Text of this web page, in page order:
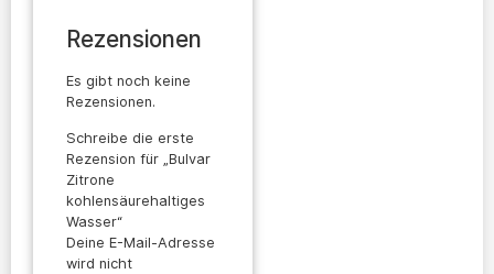
Rezensionen
Es gibt noch keine
Rezensionen.
Schreibe die erste
Rezension für „Bulvar
Zitrone
kohlensäurehaltiges
Wasser“
Deine E-Mail-Adresse
wird nicht